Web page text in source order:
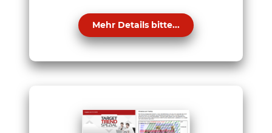
Mehr Details bitte...